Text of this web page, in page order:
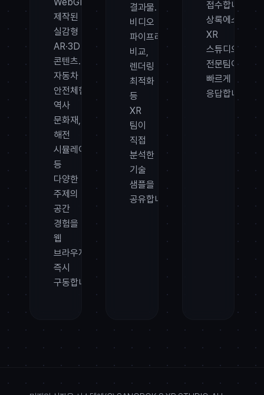
제작된
실감형
AR·3D
콘텐츠.
자동차
안전체험,
역사
문화재,
해전
시뮬레이션
등
다양한
주제의
공간
경험을
웹
브라우저에서
즉시
구동합니다.
결과물.
비디오
파이프라인
비교,
렌더링
최적화
등
XR
팀이
직접
분석한
기술
샘플을
공유합니다.
접수합니다.
상록에스
XR
스튜디오의
전문팀이
빠르게
응답합니다.